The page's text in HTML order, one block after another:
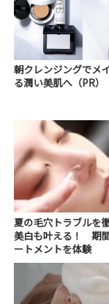
朝クレンジングでメ
る潤い美肌へ（PR）
夏の毛穴トラブルを
美白も叶える！ 期
ートメントを体験